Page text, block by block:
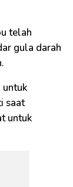
telah
gula darah
saat
untuk